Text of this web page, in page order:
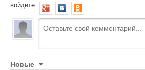
войдите
Новые